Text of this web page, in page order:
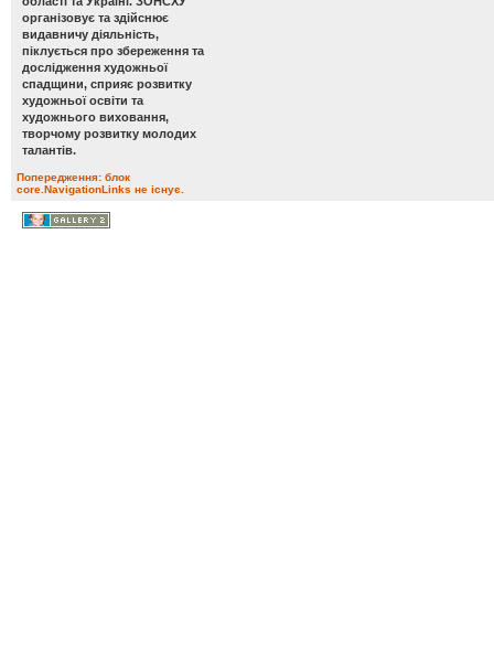
організовує та здійснює
видавничу діяльність,
піклується про збереження та
дослідження художньої
спадщини, сприяє розвитку
художньої освіти та
художнього виховання,
творчому розвитку молодих
талантів.
Попередження: блок
core.NavigationLinks не існує.